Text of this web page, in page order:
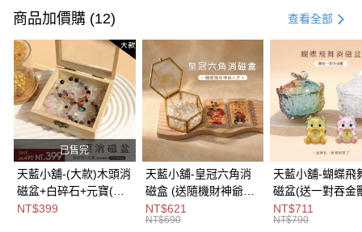
信用卡一次付款
超商取貨付款
LINE Pay
Apple Pay
街口支付
悠遊付
Google Pay
商品加價購 (12) 查看全部
已售完
天藍小舖-(大款)木頭消
磁盆+白碎石+元寶(顏
色隨機)-單1
NT$399
天藍小舖-皇冠六角消
磁盒 (送隨機財神爺小
卡)-單1
款-$690【A31310122
NT$621
NT$690
天藍小舖-蝴蝶飛
磁盆(送一對吞金
1
款-$790【
NT$711
NT$790